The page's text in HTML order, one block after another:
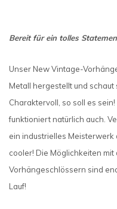
Bereit für ein tolles
Unser New Vintage-
Metall hergestellt und schaut
Charaktervoll, so soll es
funktioniert natürlich auch.
ein industrielles
cooler! Die Möglichkeiten
Vorhängeschlössern sind
Lauf!